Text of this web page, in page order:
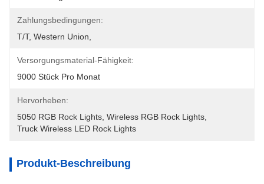
Zahlungsbedingungen:
T/T, Western Union,
Versorgungsmaterial-Fähigkeit:
9000 Stück Pro Monat
Hervorheben:
5050 RGB Rock Lights Wireless RGB Rock Lights
Truck Wireless LED Rock Lights
Produkt-Beschreibung